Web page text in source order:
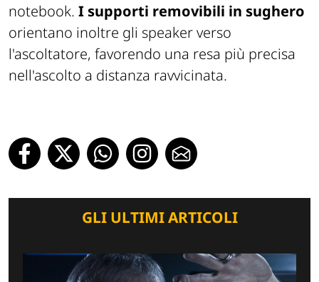
notebook. I supporti removibili in sughero
orientano inoltre gli speaker verso
l'ascoltatore, favorendo una resa più precisa
nell'ascolto a distanza ravvicinata.
GLI ULTIMI ARTICOLI